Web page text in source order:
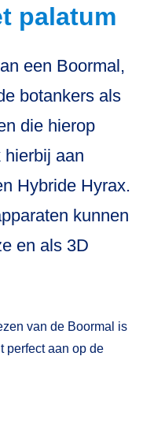
palatum
een Boormal,
botankers als
die hierop
hierbij aan
Hybride Hyrax.
kunnen
en als 3D
van de Boormal is
perfect aan op de